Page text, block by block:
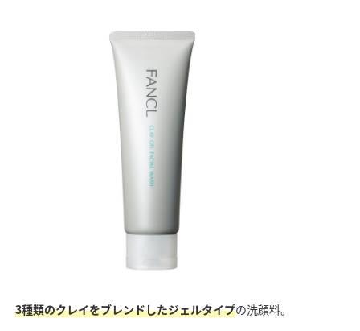
3種類のクレイをブレンドしたジェルタイプの洗顔料。